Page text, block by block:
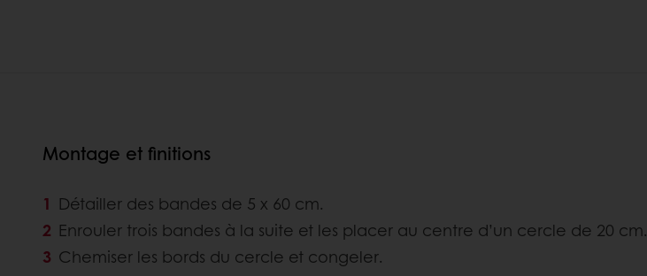
Montage et finitions
Détailler des bandes de 5 x 60 cm.
Enrouler trois bandes à la suite et les placer au centre d’un cercle de 20 cm.
Chemiser les bords du cercle et congeler.